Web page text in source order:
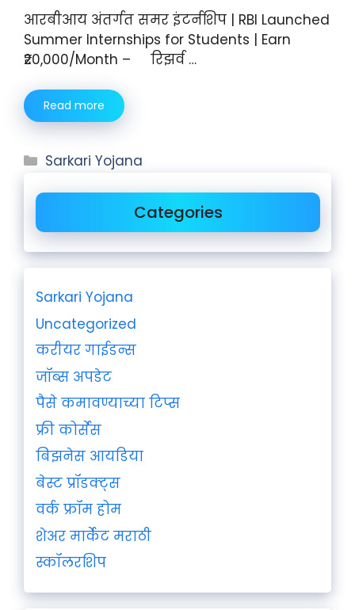
आरबीआय अंतर्गत समर इंटर्नशिप | RBI Launched
Summer Internships for Students | Earn
₹20,000/Month – रिझर्व …
Read more
Sarkari Yojana
Categories
Sarkari Yojana
Uncategorized
करीयर गाईडन्स
जॉब्स अपडेट
पैसे कमावण्याच्या टिप्स
फ्री कोर्सेस
बिझनेस आयडिया
बेस्ट प्रॉडक्ट्स
वर्क फ्रॉम होम
शेअर मार्केट मराठी
स्कॉलरशिप